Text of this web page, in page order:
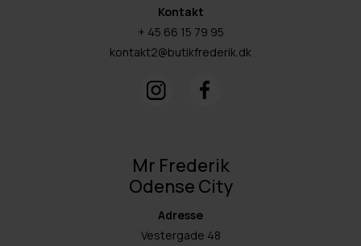
Kontakt
+ 45 66 15 79 95
kontakt2@butikfrederik.dk
Mr Frederik
Odense City
Adresse
Vestergade 48